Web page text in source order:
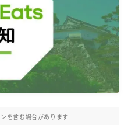
を含む場合があります